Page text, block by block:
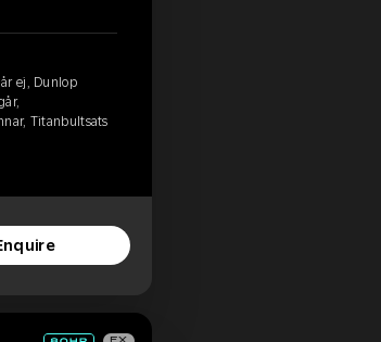
ej, Dunlop
Titanbultsats